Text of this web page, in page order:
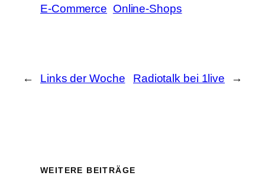
E-Commerce Online-Shops
← Links der Woche Radiotalk bei 1live →
WEITERE BEITRÄGE